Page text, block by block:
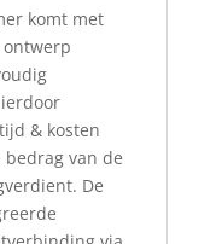
komt met
& kosten
van de
De